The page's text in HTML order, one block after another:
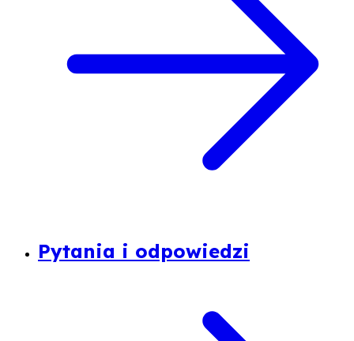
Pytania i odpowiedzi